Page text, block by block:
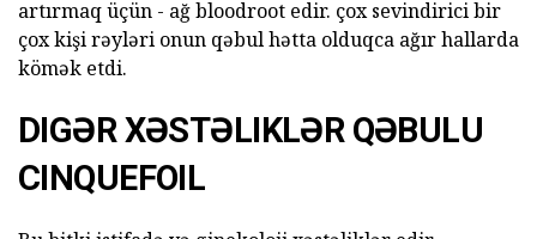
artırmaq üçün - ağ bloodroot edir. çox sevindirici bir
çox kişi rəyləri onun qəbul hətta olduqca ağır hallarda
kömək etdi.
DIGƏR XƏSTƏLIKLƏR QƏBULU
CINQUEFOIL